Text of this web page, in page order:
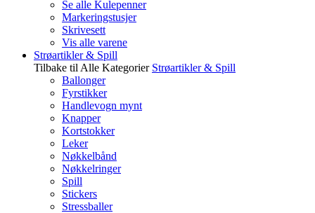
Se alle Kulepenner
Markeringstusjer
Skrivesett
Vis alle varene
Strøartikler & Spill
Tilbake til Alle Kategorier Strøartikler & Spill
Ballonger
Fyrstikker
Handlevogn mynt
Knapper
Kortstokker
Leker
Nøkkelbånd
Nøkkelringer
Spill
Stickers
Stressballer